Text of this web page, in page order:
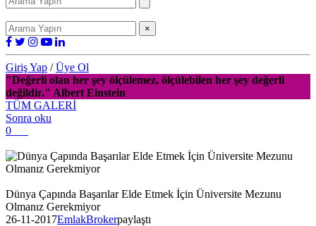
×
Giriş Yap /Üye Ol
"Değerli olan her şey ölçülemez, ölçülebilen her şey değerli
değildir." Albert Einstein
TÜM GALERİ
Sonra oku
0
Dünya Çapında Başarılar Elde Etmek İçin Üniversite Mezunu
Olmanız Gerekmiyor
26-11-2017EmlakBrokerpaylaştı